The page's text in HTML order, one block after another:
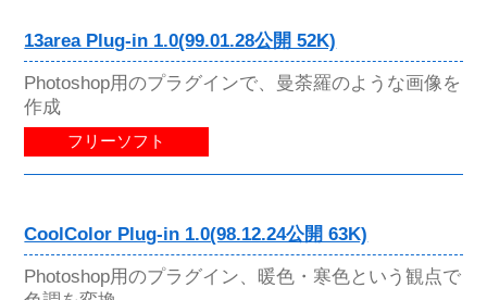
13area Plug-in 1.0(99.01.28公開 52K)
Photoshop用のプラグインで、曼荼羅のような画像を
作成
フリーソフト
CoolColor Plug-in 1.0(98.12.24公開 63K)
Photoshop用のプラグイン、暖色・寒色という観点で